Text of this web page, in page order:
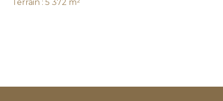
Terrain : 5 372 m²